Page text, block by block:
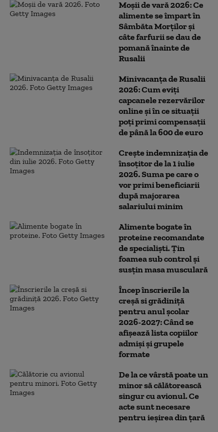
Moșii de vară 2026: Ce
alimente se împart în
Sâmbăta Morților și
câte farfurii se dau de
pomană înainte de
Rusalii
Minivacanța de Rusalii
2026: Cum eviți
capcanele rezervărilor
online și în ce situații
poți primi compensații
de până la 600 de euro
Crește indemnizația de
însoțitor de la 1 iulie
2026. Suma pe care o
vor primi beneficiarii
după majorarea
salariului minim
Alimente bogate în
proteine recomandate
de specialiști. Țin
foamea sub control și
susțin masa musculară
Încep înscrierile la
creșă si grădiniță
pentru anul școlar
2026-2027: Când se
afișează lista copiilor
admiși și grupele
formate
De la ce vârstă poate un
minor să călătorească
singur cu avionul. Ce
acte sunt necesare
pentru ieșirea din țară